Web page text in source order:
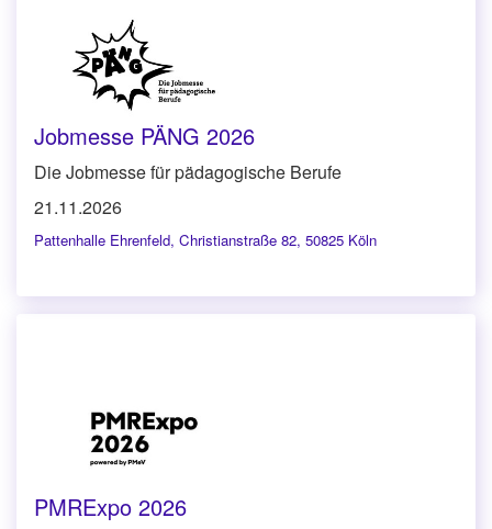
Jobmesse PÄNG 2026
Die Jobmesse für pädagogische Berufe
21.11.2026
Pattenhalle Ehrenfeld, Christianstraße 82, 50825 Köln
PMRExpo 2026